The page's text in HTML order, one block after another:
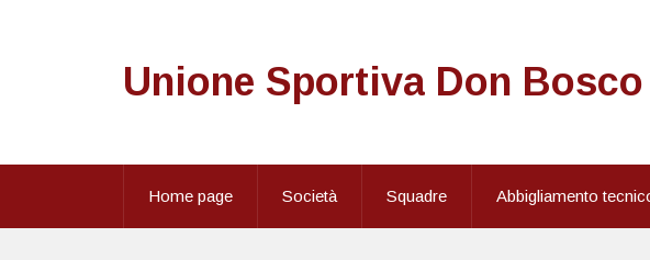
Unione Sportiva Don Bosco
Home page Società Squadre Abbigliamento